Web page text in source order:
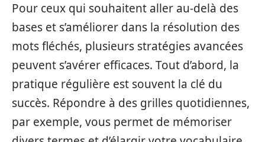
Pour ceux qui souhaitent aller au-delà des
bases et s’améliorer dans la résolution des
mots fléchés, plusieurs stratégies avancées
peuvent s’avérer efficaces. Tout d’abord, la
pratique régulière est souvent la clé du
succès. Répondre à des grilles quotidiennes,
par exemple, vous permet de mémoriser